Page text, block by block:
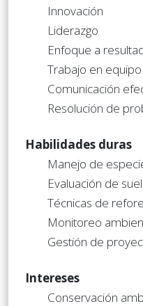
Innovación
Liderazgo
Enfoque a
Trabajo en equipo
Comunicación
Resolución de
Habilidades duras
Manejo de
Evaluación de
Técnicas de
Monitoreo
Gestión de
Intereses
Conservación